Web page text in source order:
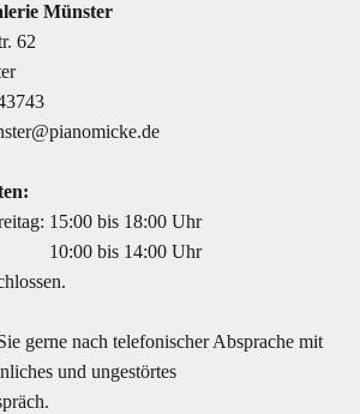
Münster
62
15:00 bis 18:00 Uhr
10:00 bis 14:00 Uhr
gerne nach telefonischer Absprache mit
und ungestörtes